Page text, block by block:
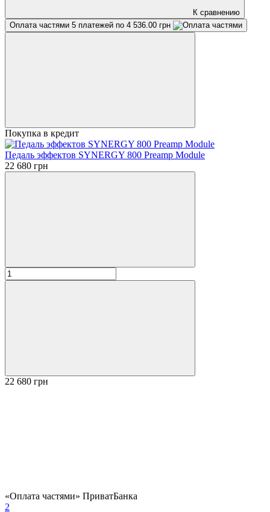
К сравнению
Оплата частями 5 платежей по 4 536.00 грн
Покупка в кредит
Педаль эффектов SYNERGY 800 Preamp Module
22 680 грн
22 680 грн
«Оплата частями» ПриватБанка
2